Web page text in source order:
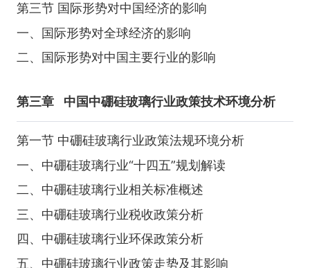
第三节 国际形势对中国经济的影响
一、国际形势对全球经济的影响
二、国际形势对中国主要行业的影响
第三章 中国中硼硅玻璃行业政策技术环境分析
第一节 中硼硅玻璃行业政策法规环境分析
一、中硼硅玻璃行业“十四五”规划解读
二、中硼硅玻璃行业相关标准概述
三、中硼硅玻璃行业税收政策分析
四、中硼硅玻璃行业环保政策分析
五、中硼硅玻璃行业政策走势及其影响